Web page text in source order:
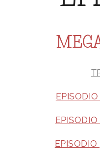
EPISODIO
EPISODIO
EPISODIO